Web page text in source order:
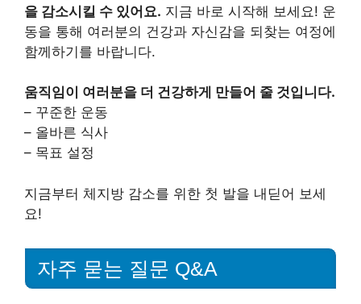
을 감소시킬 수 있어요. 지금 바로 시작해 보세요! 운
동을 통해 여러분의 건강과 자신감을 되찾는 여정에
함께하기를 바랍니다.
움직임이 여러분을 더 건강하게 만들어 줄 것입니다.
– 꾸준한 운동
– 올바른 식사
– 목표 설정
지금부터 체지방 감소를 위한 첫 발을 내딛어 보세
요!
자주 묻는 질문 Q&A